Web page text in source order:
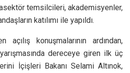
temsilcileri, akademisyenler,
katılımı ile yapıldı.
açılış konuşmalarının ardından,
dereceye giren ilk üç
İçişleri Bakanı Selami Altınok,